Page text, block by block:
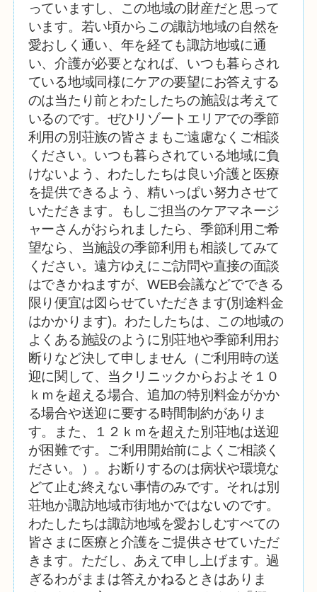
っていますし、この地域の財産だと思って
います。若い頃からこの諏訪地域の自然を
愛おしく通い、年を経ても諏訪地域に通
い、介護が必要となれば、いつも暮らされ
ている地域同様にケアの要望にお答えする
のは当たり前とわたしたちの施設は考えて
いるのです。ぜひリゾートエリアでの季節
利用の別荘族の皆さまもご遠慮なくご相談
ください。いつも暮らされている地域に負
けないよう、わたしたちは良い介護と医療
を提供できるよう、精いっぱい努力させて
いただきます。もしご担当のケアマネージ
ャーさんがおられましたら、季節利用ご希
望なら、当施設の季節利用も相談してみて
ください。遠方ゆえにご訪問や直接の面談
はできかねますが、WEB会議などでできる
限り便宜は図らせていただきます(別途料金
はかかります)。わたしたちは、この地域の
よくある施設のように別荘地や季節利用お
断りなど決して申しません（ご利用時の送
迎に関して、当クリニックからおよそ１０
ｋｍを超える場合、追加の特別料金がかか
る場合や送迎に要する時間制約がありま
す。また、１２ｋｍを超えた別荘地は送迎
が困難です。ご利用開始前によくご相談く
ださい。） 。お断りするのは病状や環境な
どて止む終えない事情のみです。それは別
荘地か諏訪地域市街地かではないのです。
わたしたちは諏訪地域を愛おしむすべての
皆さまに医療と介護をご提供させていただ
きます。ただし、あえて申し上げます。過
ぎるわがままは答えかねるときはありま